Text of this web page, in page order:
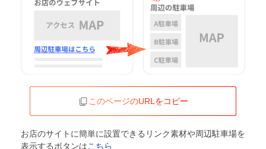
このページのURLをコピー
お店のサイトに簡単に設置できるリンク素材や周辺駐車場を
表示するボタンはこちら